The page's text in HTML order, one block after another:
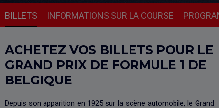
BILLETS INFORMATIONS SUR LA COURSE
ACHETEZ VOS BILLETS POUR LE
GRAND PRIX DE FORMULE 1 DE
BELGIQUE
Depuis son apparition en 1925 sur la scène automobile, le Grand